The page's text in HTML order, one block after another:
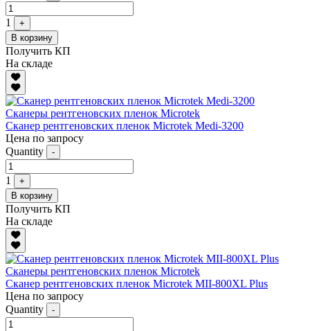
1
+
В корзину
Получить КП
На складе
Сканеры рентгеновских пленок Microtek
Сканер рентгеновских пленок Microtek Medi-3200
Цена по запросу
Quantity
-
1
+
В корзину
Получить КП
На складе
Сканеры рентгеновских пленок Microtek
Сканер рентгеновских пленок Microtek MII-800XL Plus
Цена по запросу
Quantity
-